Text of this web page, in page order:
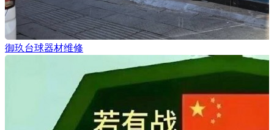
御玖台球器材维修